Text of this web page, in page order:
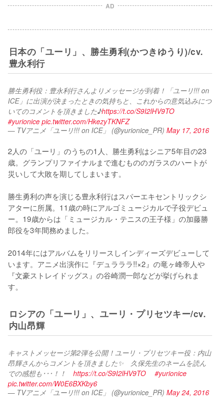
AD
日本の「ユーリ」、勝生勇利(かつきゆうり)/cv.
豊永利行
勝生勇利役：豊永利行さんよりメッセージが到着！「ユーリ!!! on
ICE」に出演が決まったときの気持ちと、これからの意気込みにつ
いてのコメントを頂きました♪https://t.co/S9I2lHV9TO
#yurionice pic.twitter.com/HkezyTKNFZ
— TVアニメ「ユーリ!!! on ICE」 (@yurionice_PR) May 17, 2016
2人の「ユーリ」のうちの1人、勝生勇利はシニア5年目の23
歳。グランプリファイナルまで進むもののガラスのハートが
災いして大敗を期してしまいます。
勝生勇利の声を演じる豊永利行はスパーエキセントリックシ
アターに所属。11歳の時にアルゴミュージカルで子役デビュ
ー。19歳からは「ミュージカル・テニスの王子様」の加藤勝
郎役を3年間務めました。
2014年にはアルバムをリリースしインディーズデビューして
います。アニメ出演作に『デュラララ!!×2』の竜ヶ峰帝人や
『文豪ストレイドッグス』の谷崎潤一郎などが挙げられま
す。
ロシアの「ユーリ」、ユーリ・プリセツキー/cv.
内山昂輝
キャストメッセージ第2弾を公開！ユーリ・プリセツキー役：内山
昂輝さんからコメントを頂きました✨　久保先生のネームを読ん
での感想も･･･！！ https://t.co/S9I2lHV9TO
#yurionice
pic.twitter.com/W0E6BXKby6
— TVアニメ「ユーリ!!! on ICE」 (@yurionice_PR) May 24, 2016